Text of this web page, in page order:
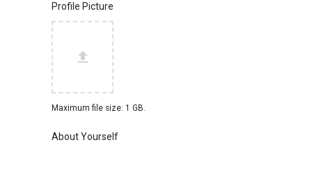
Profile Picture
Maximum file size: 1 GB.
About Yourself